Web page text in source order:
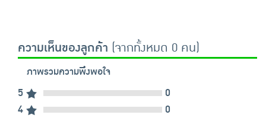
ความเห็นของลูกค้า (จากทั้งหมด 0 คน)
ภาพรวมความพึงพอใจ
5
0
4
0